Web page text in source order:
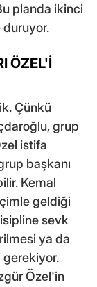
planda ikinci
duruyor.
ÖZEL'İ
Çünkü
grup
istifa
başkanı
Kemal
geldiği
sevk
ya da
Özel'in